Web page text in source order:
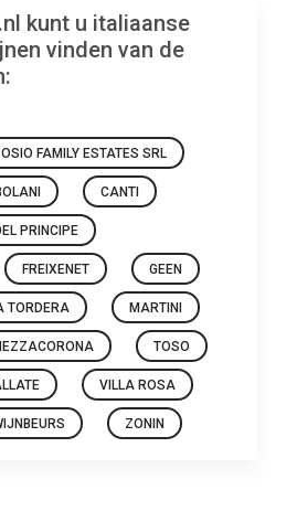
kunt u italiaanse
vinden van de
FAMILY ESTATES SRL
CANTI
PRINCIPE
FREIXENET GEEN
TORDERA MARTINI
TOSO
VILLA ROSA
ZONIN